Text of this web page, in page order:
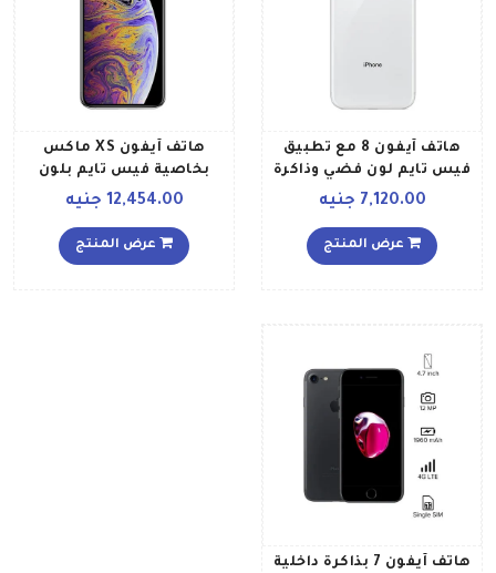
هاتف آيفون 8 مع تطبيق
فيس تايم لون فضي وذاكرة
داخلية سعة 64 غيغابايت
LTE
7,120.00 جنيه
عرض المنتج
هاتف آيفون XS ماكس
بخاصية فيس تايم بلون
الجيل الرابع LTE
12,454.00 جنيه
عرض المنتج
هاتف آيفون 7 بذاكرة داخلية